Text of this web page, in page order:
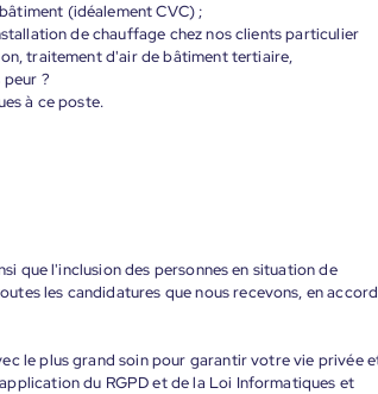
(idéalement CVC) ;
de chauffage chez nos clients particulier
traitement d'air de bâtiment tertiaire,
peur ?
à ce poste.
que l'inclusion des personnes en situation de
les candidatures que nous recevons, en
le plus grand soin pour garantir votre vie privée
du RGPD et de la Loi Informatiques et